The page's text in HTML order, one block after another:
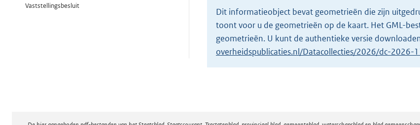
Vaststellingsbesluit
Dit informatieobject bevat geometrieën die zijn
toont voor u de geometrieën op de kaart. Het GML-
geometrieën. U kunt de authentieke versie
overheidspublicaties.nl/Datacollecties/2026/dc-